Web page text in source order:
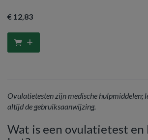
€ 12,83
Ovulatietesten zijn medische hulpmiddelen;
altijd de gebruiksaanwijzing.
Wat is een ovulatietest